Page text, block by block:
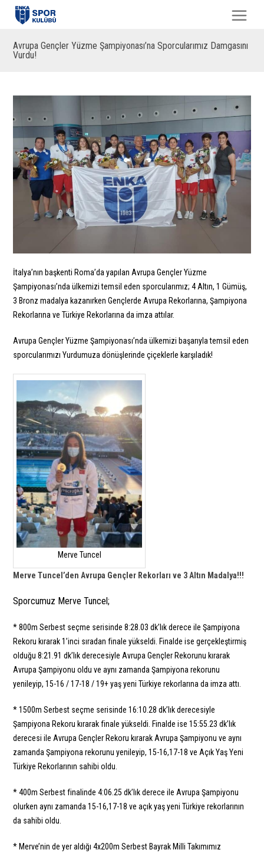
Avrupa Gençler Yüzme Şampiyonası’na Sporcularımız Damgasını
Vurdu!
İtalya’nın başkenti Roma’da yapılan Avrupa Gençler Yüzme
Şampiyonası’nda ülkemizi temsil eden sporcularımız; 4 Altın, 1 Gümüş,
3 Bronz madalya kazanırken Gençlerde Avrupa Rekorlarına, Şampiyona
Rekorlarına ve Türkiye Rekorlarına da imza attılar.
Avrupa Gençler Yüzme Şampiyonası’nda ülkemizi başarıyla temsil eden
sporcularımızı Yurdumuza dönüşlerinde çiçeklerle karşıladık!
Merve Tuncel
Merve Tuncel’den Avrupa Gençler Rekorları ve 3 Altın Madalya!!!
Sporcumuz Merve Tuncel;
* 800m Serbest seçme serisinde 8:28.03 dk’lık derece ile Şampiyona
Rekoru kırarak 1’inci sıradan finale yükseldi. Finalde ise gerçekleştirmiş
olduğu 8:21.91 dk’lık derecesiyle Avrupa Gençler Rekorunu kırarak
Avrupa Şampiyonu oldu ve aynı zamanda Şampiyona rekorunu
yenileyip, 15-16 / 17-18 / 19+ yaş yeni Türkiye rekorlarına da imza attı.
* 1500m Serbest seçme serisinde 16:10.28 dk’lık derecesiyle
Şampiyona Rekoru kırarak finale yükseldi. Finalde ise 15:55.23 dk’lık
derecesi ile Avrupa Gençler Rekoru kırarak Avrupa Şampiyonu ve aynı
zamanda Şampiyona rekorunu yenileyip, 15-16,17-18 ve Açık Yaş Yeni
Türkiye Rekorlarının sahibi oldu.
* 400m Serbest finalinde 4:06.25 dk’lık derece ile Avrupa Şampiyonu
olurken aynı zamanda 15-16,17-18 ve açık yaş yeni Türkiye rekorlarının
da sahibi oldu.
* Merve’nin de yer aldığı 4x200m Serbest Bayrak Milli Takımımız